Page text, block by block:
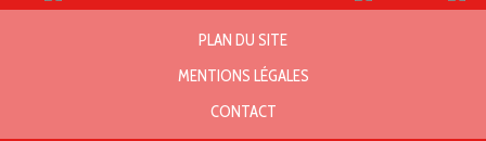
PLAN DU SITE
MENTIONS LÉGALES
CONTACT